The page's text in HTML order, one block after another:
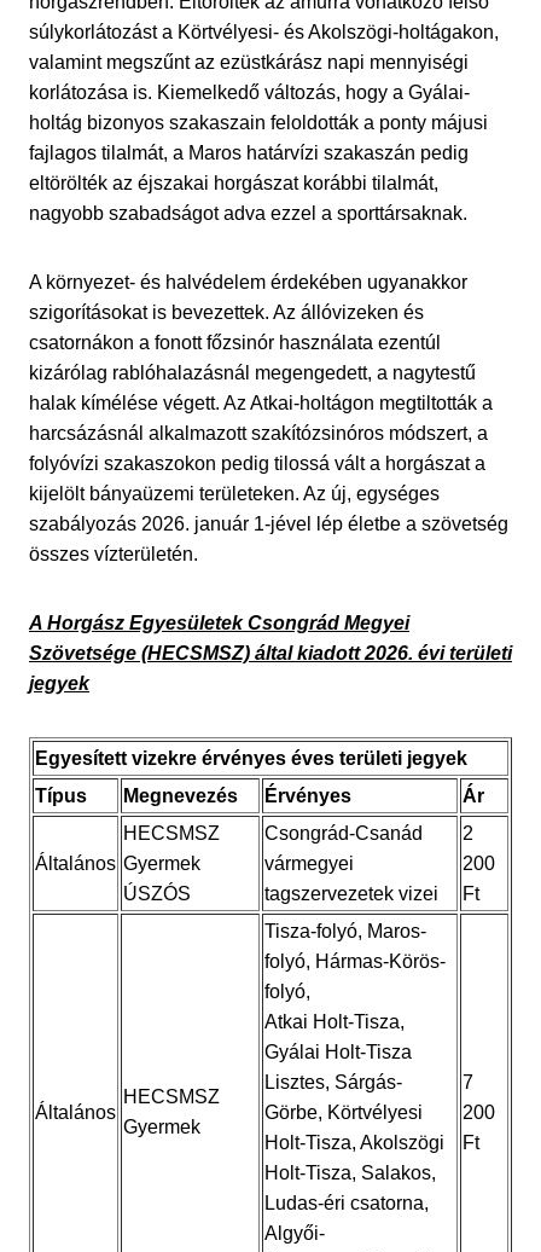
súlykorlátozást a Körtvélyesi- és Akolszögi-holtágakon,
valamint megszűnt az ezüstkárász napi mennyiségi
korlátozása is. Kiemelkedő változás, hogy a Gyálai-
holtág bizonyos szakaszain feloldották a ponty májusi
fajlagos tilalmát, a Maros határvízi szakaszán pedig
eltörölték az éjszakai horgászat korábbi tilalmát,
nagyobb szabadságot adva ezzel a sporttársaknak.
A környezet- és halvédelem érdekében ugyanakkor
szigorításokat is bevezettek. Az állóvizeken és
csatornákon a fonott főzsinór használata ezentúl
kizárólag rablóhalazásnál megengedett, a nagytestű
halak kímélése végett. Az Atkai-holtágon megtiltották a
harcsázásnál alkalmazott szakítózsinóros módszert, a
folyóvízi szakaszokon pedig tilossá vált a horgászat a
kijelölt bányaüzemi területeken. Az új, egységes
szabályozás 2026. január 1-jével lép életbe a szövetség
összes vízterületén.
A Horgász Egyesületek Csongrád Megyei
Szövetsége (HECSMSZ) által kiadott 2026. évi területi
jegyek
Egyesített vizekre érvényes éves területi jegyek
Típus
Megnevezés Érvényes Ár
Általános
HECSMSZ
Gyermek
ÚSZÓS
Csongrád-Csanád
vármegyei
tagszervezetek vizei
2
200
Ft
Általános
HECSMSZ
Gyermek
Tisza-folyó, Maros-
folyó, Hármas-Körös-
folyó,
Atkai Holt-Tisza,
Gyálai Holt-Tisza
Lisztes, Sárgás-
Görbe, Körtvélyesi
Holt-Tisza, Akolszögi
Holt-Tisza, Salakos,
Ludas-éri csatorna,
Algyői-
7
200
Ft